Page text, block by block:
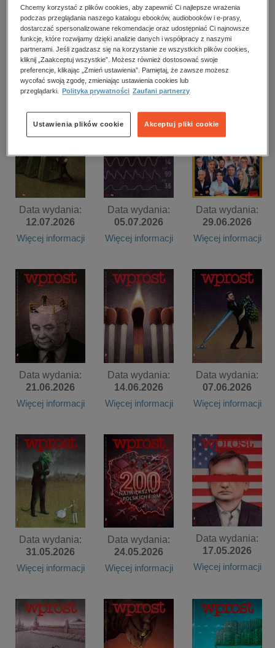
polityka, społeczno-informacyjne
psychologiczne
inne
popularno-naukowe
zdrowie
religie
Data wydania:
02.08.2026
Więcej informacji
Data wydania:
26.07.2026
Więcej informacji
Data wydania:
19.07.2026
Więcej informacji
Data wydania:
12.07.2026
Więcej informacji
Data wydania:
05.07.2026
Więcej informacji
Data wydania:
29.06.2026
Więcej informacji
Data wydania:
21.06.2026
Więcej informacji
Data wydania:
14.06.2026
Więcej informacji
Data wydania:
07.06.2026
Więcej informacji
Data wydania:
31.05.2026
Więcej informacji
Data wydania:
24.05.2026
Więcej informacji
Data wydania:
17.05.2026
Więcej informacji
Chcemy korzystać z plików cookies, aby zapewnić Ci najlepsze wrażenia
podczas przeglądania naszego katalogu ebooków, audiobooków i e-prasy,
dostarczać spersonalizowane rekomendacje oraz udostępniać Ci najnowsze
funkcje, które rozwijamy dzięki analizie danych i współpracy z naszymi
partnerami. Jeśli zgadzasz się na korzystanie ze wszystkich plików cookies,
kliknij „Zaakceptuj wszystkie”. Możesz również dostosować swoje
preferencje, klikając „Zmień ustawienia”. Pamiętaj, że zawsze możesz
wycofać swoją zgodę, zmieniając ustawienia cookies lub
przeglądarki.
Polityka prywatności Zaufani partnerzy
Akceptuj pliki cookie
Ustawienia plików cookie